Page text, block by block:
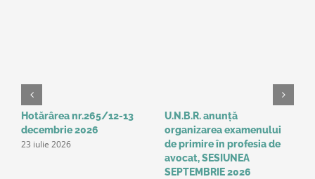
Hotărârea nr.265/12-13
decembrie 2026
23 iulie 2026
U.N.B.R. anunță
organizarea examenului
de primire în profesia de
avocat, SESIUNEA
SEPTEMBRIE 2026